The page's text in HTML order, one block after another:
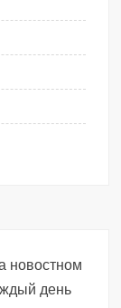
новостном
день